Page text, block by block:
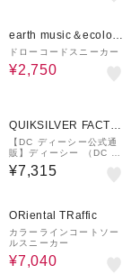
earth music＆ecolog
y super premium stor
e
ドローコードスニーカー
¥2,750
QUIKSILVER FACTO
RY OUTLET STORE
【DC ディーシー公式通
販】ディーシー （DC S
HOES）【OUTLET】D
C SHOES MANTECA 4
¥7,315
ORiental TRaffic
カラーラインコートソー
ルスニーカー
¥7,040